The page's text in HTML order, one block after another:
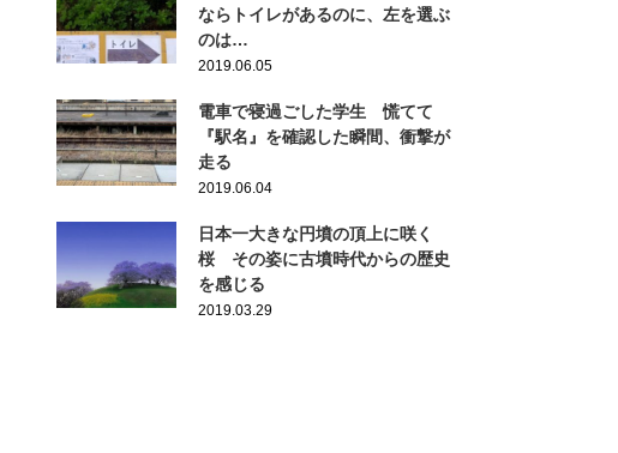
ならトイレがあるのに、左を選ぶ
のは…
2019.06.05
電車で寝過ごした学生 慌てて
『駅名』を確認した瞬間、衝撃が
走る
2019.06.04
日本一大きな円墳の頂上に咲く
桜 その姿に古墳時代からの歴史
を感じる
2019.03.29